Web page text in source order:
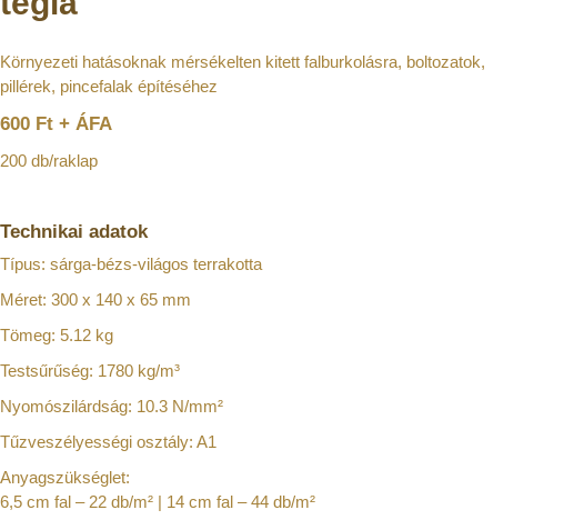
Környezeti hatásoknak mérsékelten kitett falburkolásra, boltozatok,
pillérek, pincefalak építéséhez
600 Ft + ÁFA
200 db/raklap
Technikai adatok
Típus: sárga-bézs-világos terrakotta
Méret: 300 x 140 x 65 mm
Tömeg: 5.12 kg
Testsűrűség: 1780 kg/m³
Nyomószilárdság: 10.3 N/mm²
Tűzveszélyességi osztály: A1
Anyagszükséglet:
6,5 cm fal – 22 db/m² | 14 cm fal – 44 db/m²